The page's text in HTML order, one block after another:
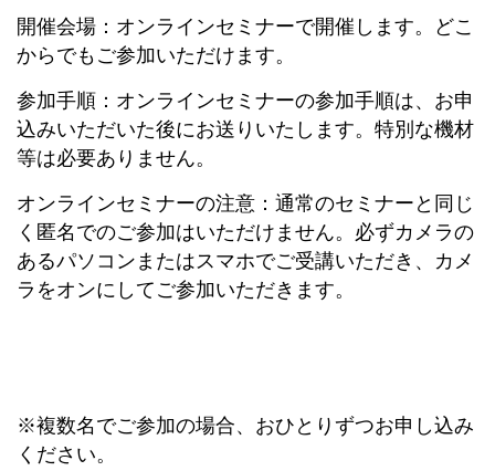
開催会場：オンラインセミナーで開催します。どこ
からでもご参加いただけます。
参加手順：オンラインセミナーの参加手順は、お申
込みいただいた後にお送りいたします。特別な機材
等は必要ありません。
オンラインセミナーの注意：通常のセミナーと同じ
く匿名でのご参加はいただけません。必ずカメラの
あるパソコンまたはスマホでご受講いただき、カメ
ラをオンにしてご参加いただきます。
※複数名でご参加の場合、おひとりずつお申し込み
ください。